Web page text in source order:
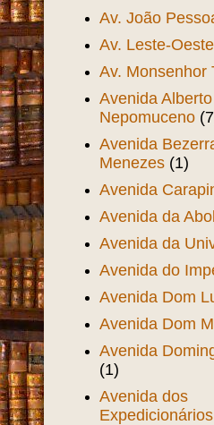
Av. João
Av. Leste-Oeste
Av. Monsenhor
Avenida Alberto
Nepomuceno
Avenida
Menezes (1)
Avenida
Avenida da
Avenida da
Avenida do
Avenida Dom
Avenida Dom
Avenida
(1)
Avenida dos
Expedicionários